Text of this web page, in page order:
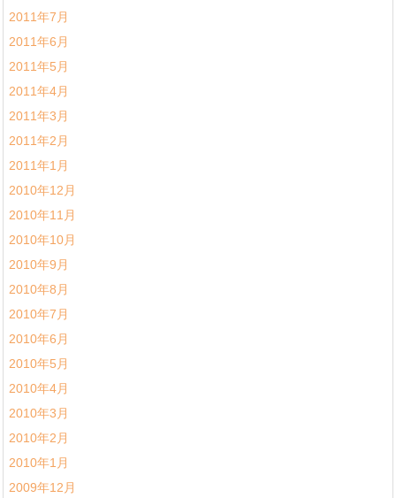
2011年7月
2011年6月
2011年5月
2011年4月
2011年3月
2011年2月
2011年1月
2010年12月
2010年11月
2010年10月
2010年9月
2010年8月
2010年7月
2010年6月
2010年5月
2010年4月
2010年3月
2010年2月
2010年1月
2009年12月